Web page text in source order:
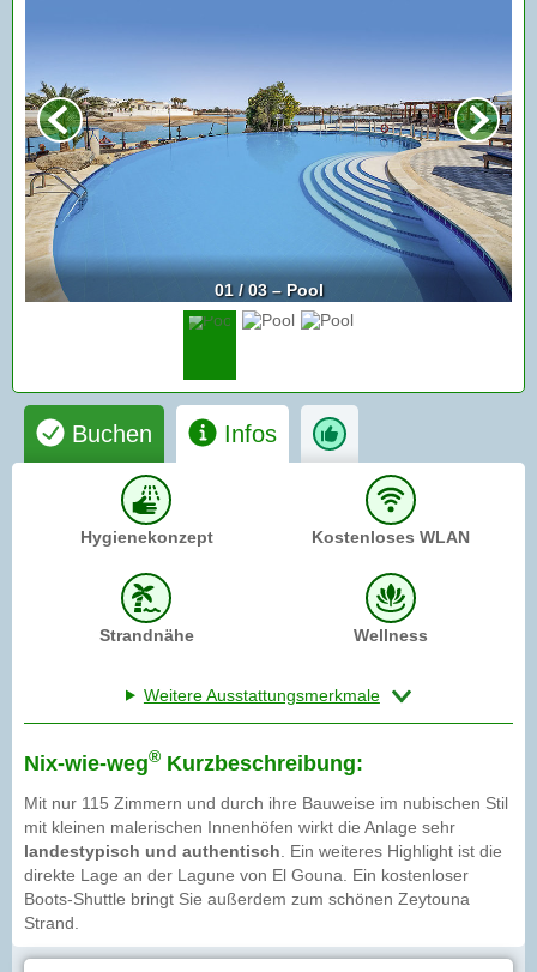
01 / 03 – Pool
Buchen Infos
Hygienekonzept Kostenloses WLAN
Strandnähe Wellness
Weitere Ausstattungsmerkmale
Nix-wie-weg® Kurzbeschreibung:
Mit nur 115 Zimmern und durch ihre Bauweise im nubischen Stil
mit kleinen malerischen Innenhöfen wirkt die Anlage sehr
landestypisch und authentisch . Ein weiteres Highlight ist die
direkte Lage an der Lagune von El Gouna. Ein kostenloser
Boots-Shuttle bringt Sie außerdem zum schönen Zeytouna
Strand.